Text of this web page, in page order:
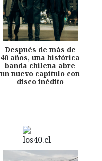
Después de más de
40 años, una histórica
banda chilena abre
un nuevo capítulo con
disco inédito